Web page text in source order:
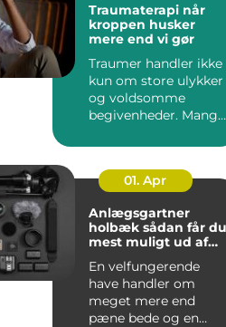
Traumaterapi når
kroppen husker
mere end vi gør
Traumer handler ikke
kun om store ulykker
og voldsomme
begivenheder. Mange
rundt på ...
01. Apr
Anlægsgartner
holbæk sådan får du
mest muligt ud af
En velfungerende
have handler om
meget mere end
pæne bede og en